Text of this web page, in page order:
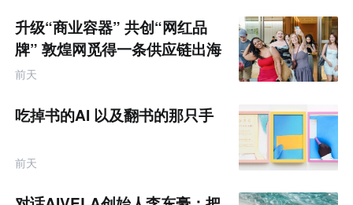
商
产
业
互
联
网
题
升级“商业容器” 共创“网红品
牌” 敦煌网觅得一条供应链出海
的新路径
前天
吃掉书的AI 以及翻书的那只手
前天